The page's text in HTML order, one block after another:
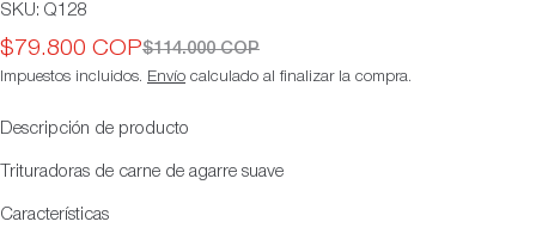
SKU: Q128
Precio
de
$79.800 COP
Precio
habitual
$114.000 COP
Impuestos incluidos. Envío calculado al finalizar la compra.
Descripción de producto
Trituradoras de carne de agarre suave
Características